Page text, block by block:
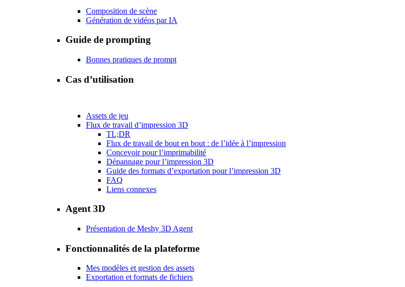
Composition de scène
Génération de vidéos par IA
Guide de prompting
Bonnes pratiques de prompt
Cas d’utilisation
Assets de jeu
Flux de travail d’impression 3D
TL;DR
Flux de travail de bout en bout : de l’idée à l’impression
Concevoir pour l’imprimabilité
Dépannage pour l’impression 3D
Guide des formats d’exportation pour l’impression 3D
FAQ
Liens connexes
Agent 3D
Présentation de Meshy 3D Agent
Fonctionnalités de la plateforme
Mes modèles et gestion des assets
Exportation et formats de fichiers